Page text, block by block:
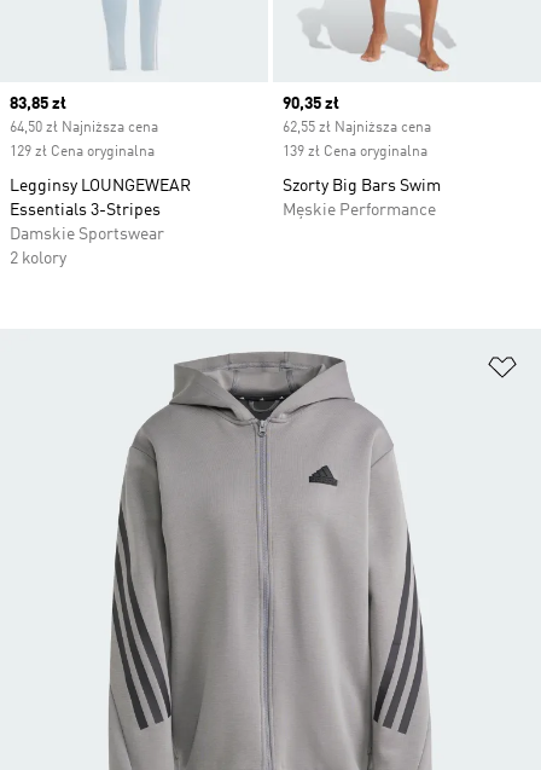
Current price
83,85 zł
64,50 zł Najniższa cena
129 zł Cena oryginalna
Legginsy LOUNGEWEAR
Essentials 3-Stripes
Damskie Sportswear
2 kolory
Current price
90,35 zł
62,55 zł Najniższa cena
139 zł Cena oryginalna
Szorty Big Bars Swim
Męskie Performance